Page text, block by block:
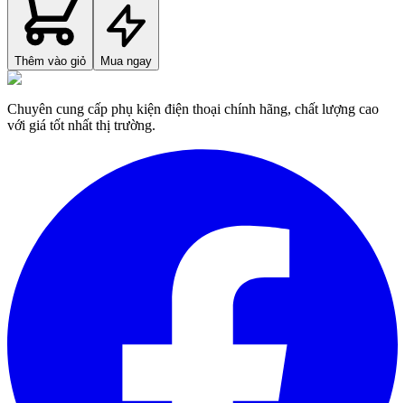
Thêm vào giỏ Mua ngay
Chuyên cung cấp phụ kiện điện thoại chính hãng, chất lượng cao
với giá tốt nhất thị trường.